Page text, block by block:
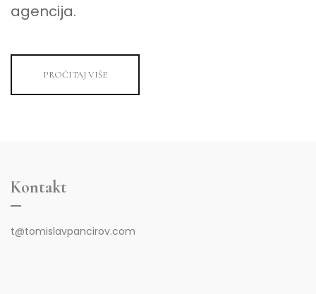
agencija.
PROČITAJ VIŠE
Kontakt
t@tomislavpancirov.com